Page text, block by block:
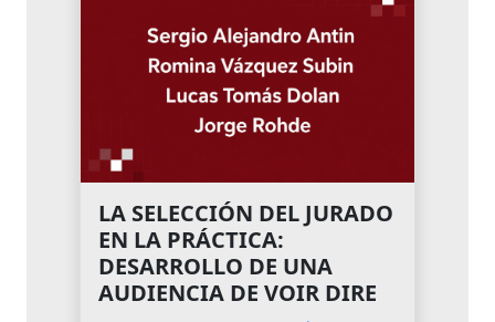
LA SELECCIÓN DEL JURADO
EN LA PRÁCTICA:
DESARROLLO DE UNA
AUDIENCIA DE VOIR DIRE